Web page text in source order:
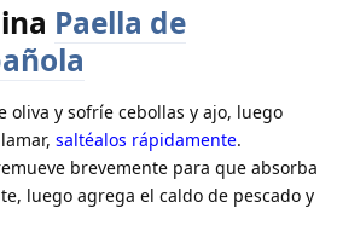
Paella de
oliva y sofríe cebollas y ajo, luego
saltéalos rápidamente.
brevemente para que absorba
luego agrega el caldo de pescado y